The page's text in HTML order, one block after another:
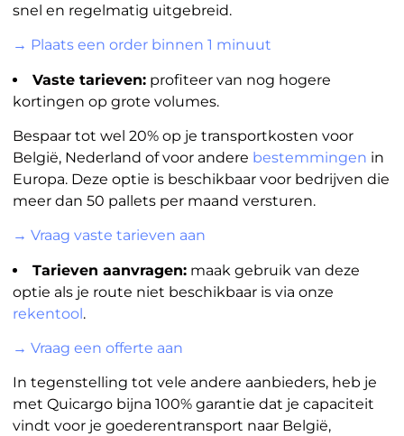
snel en regelmatig uitgebreid.
→ Plaats een order binnen 1 minuut
Vaste tarieven:profiteer van nog hogere
kortingen op grote volumes.
Bespaar tot wel 20% op je transportkosten voor
België, Nederland of voor andere bestemmingen in
Europa. Deze optie is beschikbaar voor bedrijven die
meer dan 50 pallets per maand versturen.
→ Vraag vaste tarieven aan
Tarieven aanvragen:maak gebruik van deze
optie als je route niet beschikbaar is via onze
rekentool.
→ Vraag een offerte aan
In tegenstelling tot vele andere aanbieders, heb je
met Quicargo bijna 100% garantie dat je capaciteit
vindt voor je goederentransport naar België,